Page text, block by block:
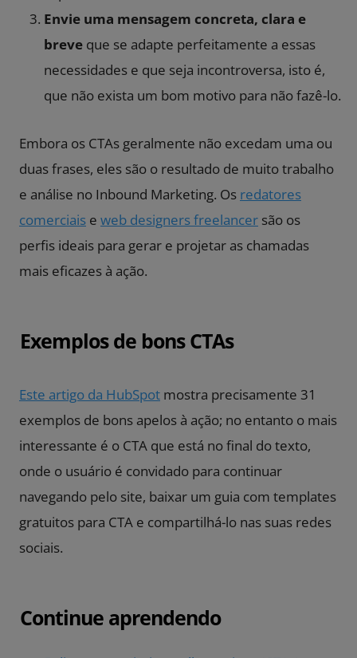
Envie uma mensagem concreta, clara e
breve que se adapte perfeitamente a essas
necessidades e que seja incontroversa, isto é,
que não exista um bom motivo para não fazê-lo.
Embora os CTAs geralmente não excedam uma ou
duas frases, eles são o resultado de muito trabalho
e análise no Inbound Marketing. Os redatores
comerciais e web designers freelancer são os
perfis ideais para gerar e projetar as chamadas
mais eficazes à ação.
Exemplos de bons CTAs
Este artigo da HubSpot mostra precisamente 31
exemplos de bons apelos à ação; no entanto o mais
interessante é o CTA que está no final do texto,
onde o usuário é convidado para continuar
navegando pelo site, baixar um guia com templates
gratuitos para CTA e compartilhá-lo nas suas redes
sociais.
Continue aprendendo